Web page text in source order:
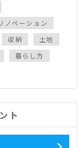
ノベーション
収納
土地
暮らし方
ト